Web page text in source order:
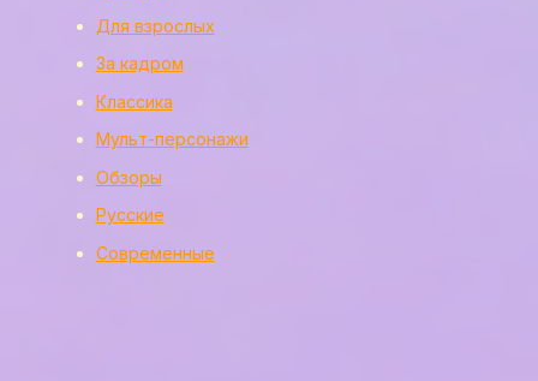
Для взрослых
За кадром
Классика
Мульт-персонажи
Обзоры
Русские
Современные